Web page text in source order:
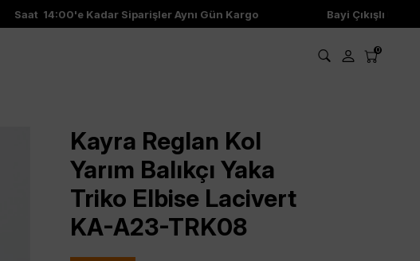
Saat 14:00'e Kadar Siparişler Aynı Gün Kargo Bayi Çıkışlı Ürünler
0
Kayra Reglan Kol
Yarım Balıkçı Yaka
Triko Elbise Lacivert
KA-A23-TRK08